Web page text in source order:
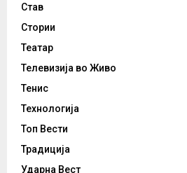
Став
Стории
Театар
Телевизија во Живо
Тенис
Технологија
Топ Вести
Традиција
Ударна Вест